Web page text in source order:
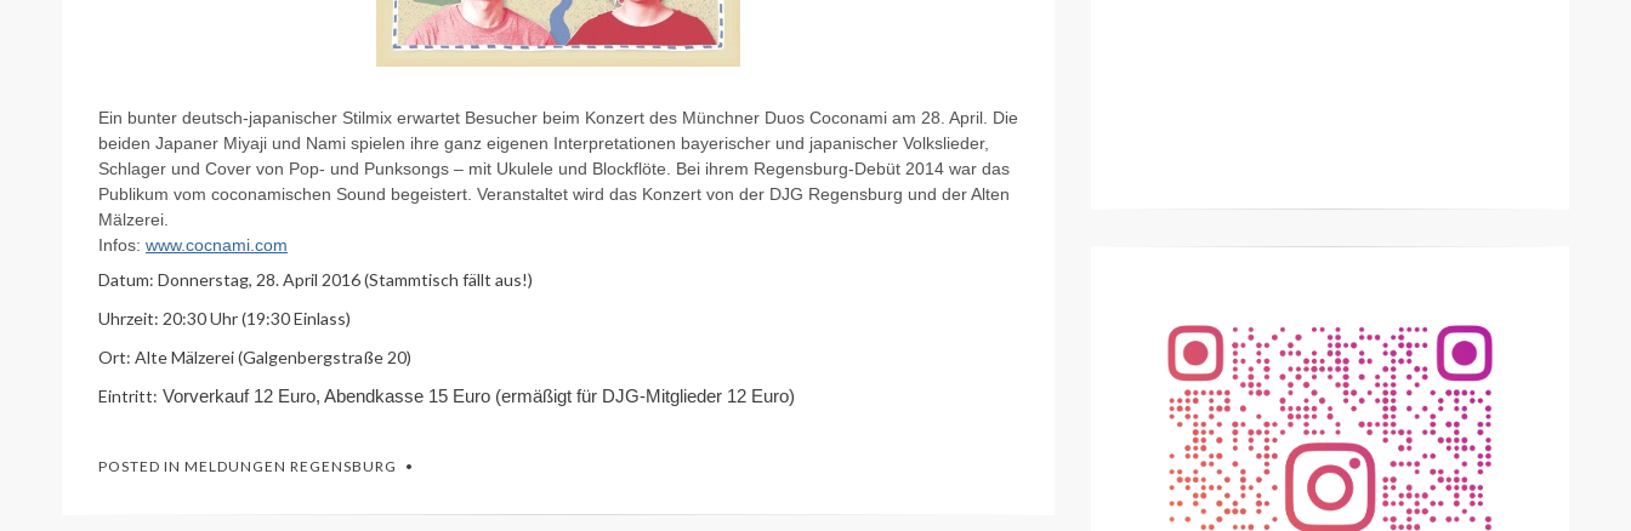
Ein bunter deutsch-japanischer Stilmix erwartet Besucher beim Konzert des Münchner Duos Coconami am 28. April. Die
beiden Japaner Miyaji und Nami spielen ihre ganz eigenen Interpretationen bayerischer und japanischer Volkslieder,
Schlager und Cover von Pop- und Punksongs – mit Ukulele und Blockflöte. Bei ihrem Regensburg-Debüt 2014 war das
Publikum vom coconamischen Sound begeistert. Veranstaltet wird das Konzert von der DJG Regensburg und der Alten
Mälzerei.
Infos: www.cocnami.com
Datum: Donnerstag, 28. April 2016 (Stammtisch fällt aus!)
Uhrzeit: 20:30 Uhr (19:30 Einlass)
Ort: Alte Mälzerei (Galgenbergstraße 20)
Eintritt: Vorverkauf 12 Euro, Abendkasse 15 Euro (ermäßigt für DJG-Mitglieder 12 Euro)
POSTED IN MELDUNGEN REGENSBURG